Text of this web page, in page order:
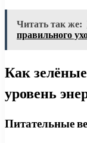
Читать так же:
правильного
Как
уровень
Питательные